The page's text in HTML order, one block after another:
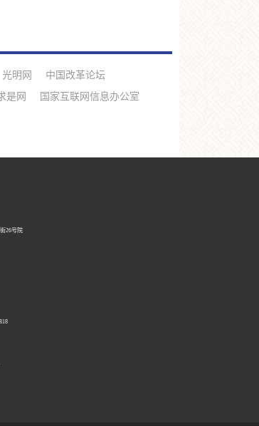
光明网
中国改革论坛
是网
国家互联网信息办公室
26号院